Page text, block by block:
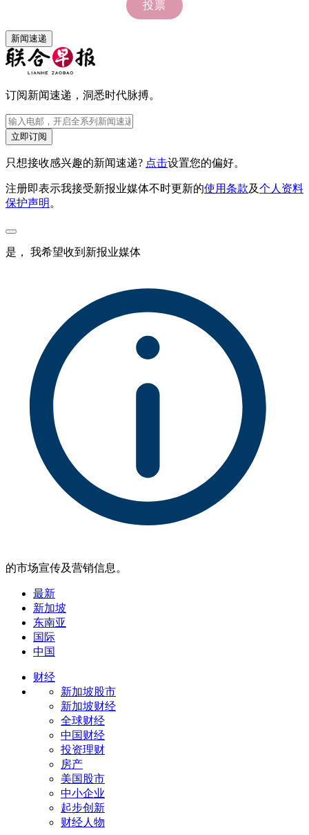
新闻速递
订阅新闻速递，洞悉时代脉搏。
立即订阅
只想接收感兴趣的新闻速递? 点击设置您的偏好。
注册即表示我接受新报业媒体不时更新的使用条款及个人资料
保护声明 。
是， 我希望收到新报业媒体
的市场宣传及营销信息。
最新
新加坡
东南亚
国际
中国
财经
新加坡股市
新加坡财经
全球财经
中国财经
投资理财
房产
美国股市
中小企业
起步创新
财经人物